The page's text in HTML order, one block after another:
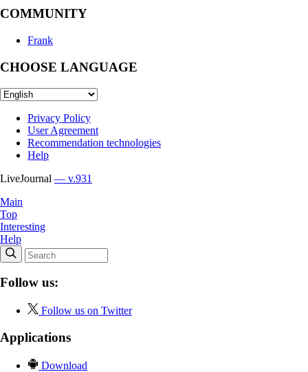
COMMUNITY
Frank
CHOOSE LANGUAGE
Privacy Policy
User Agreement
Recommendation technologies
Help
LiveJournal — v.931
Main
Top
Interesting
Help
Follow us:
Follow us on Twitter
Applications
Download